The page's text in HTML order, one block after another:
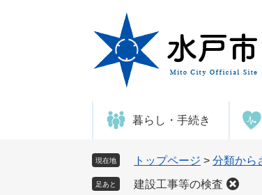
暮らし・手続き
現在地 トップページ > 分類から
足あと 建設工事等の検査